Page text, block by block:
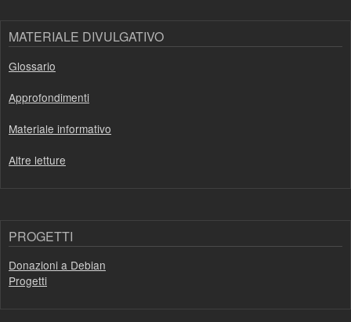
MATERIALE DIVULGATIVO
Glossario
Approfondimenti
Materiale informativo
Altre letture
PROGETTI
Donazioni a Debian
Progetti